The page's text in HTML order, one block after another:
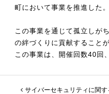
町において事業を推進した。
この事業を通じて孤立しが
の絆づくりに貢献することが
この事業は、開催回数40回
サイバーセキュリティに関す